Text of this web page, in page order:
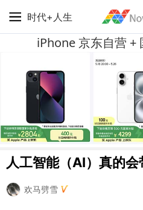
时代+人生
iPhone 京东自营 +
人工智能（AI）真的
欢马劈雪